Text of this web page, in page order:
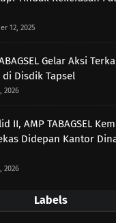
12, 2025
Gelar Aksi
di Disdik Tapsel
2026
II, AMP TABAGSEL
Didepan Kantor
2026
Labels